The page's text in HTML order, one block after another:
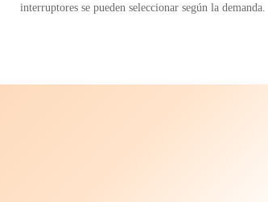
interruptores se pueden seleccionar según la demanda.